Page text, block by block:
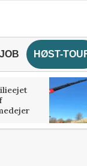
JOB HØST-